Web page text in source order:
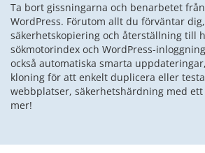
Ta bort gissningarna och benarbetet
WordPress. Förutom allt du förväntar
säkerhetskopiering och återställning till
sökmotorindex och WordPress-
också automatiska smarta
kloning för att enkelt duplicera eller
webbplatser, säkerhetshärdning med ett
mer!